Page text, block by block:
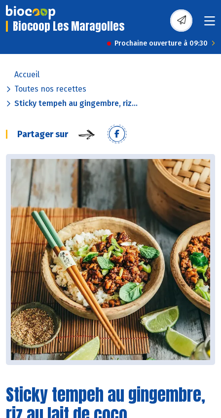
Biocoop Les Maragolles
Prochaine ouverture à 09:30
Accueil
Toutes nos recettes
Sticky tempeh au gingembre, riz...
Partager sur
Sticky tempeh au gingembre,